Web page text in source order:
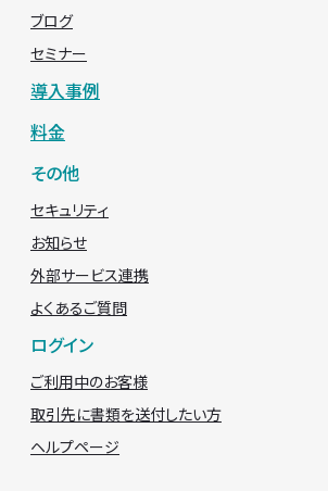
ブログ
セミナー
導入事例
料金
その他
セキュリティ
お知らせ
外部サービス連携
よくあるご質問
ログイン
ご利用中のお客様
取引先に書類を送付したい方
ヘルプページ